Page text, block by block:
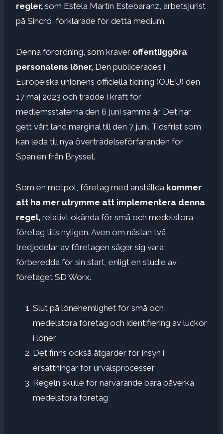
regler, som Estela Martín Estebaranz, arbetsjurist
på Sincro, förklarade för detta medium.
Denna förordning, som kräver offentliggöra
personalens löner, Den publicerades i
Europeiska unionens officiella tidning (OJEU) den
17 maj 2023 och trädde i kraft för
medlemsstaterna den 6 juni samma år. Det har
gett vårt land marginal till den 7 juni. Tidsfrist som
kan leda till nya överträdelseförfaranden för
Spanien från Bryssel.
Som en motpol, företag med anställda kommer
att ha mer utrymme att implementera denna
regel, relativt okända för små och medelstora
företag tills nyligen. Även om nästan två
tredjedelar av företagen säger sig vara
förberedda för sin start, enligt en studie av
företaget SD Worx.
Slut på lönehemlighet för små och
medelstora företag och identifiering av luckor
i löner
Det finns också åtgärder för insyn i
ersättningar för urvalsprocesser
Regeln skulle för närvarande bara påverka
medelstora företag